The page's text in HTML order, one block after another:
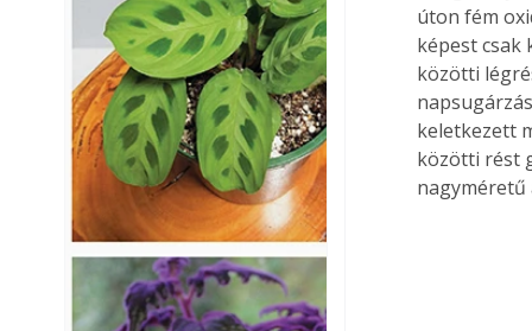
úton fém
képest csak
közötti
keletkezett
közötti rést
nagyméretű